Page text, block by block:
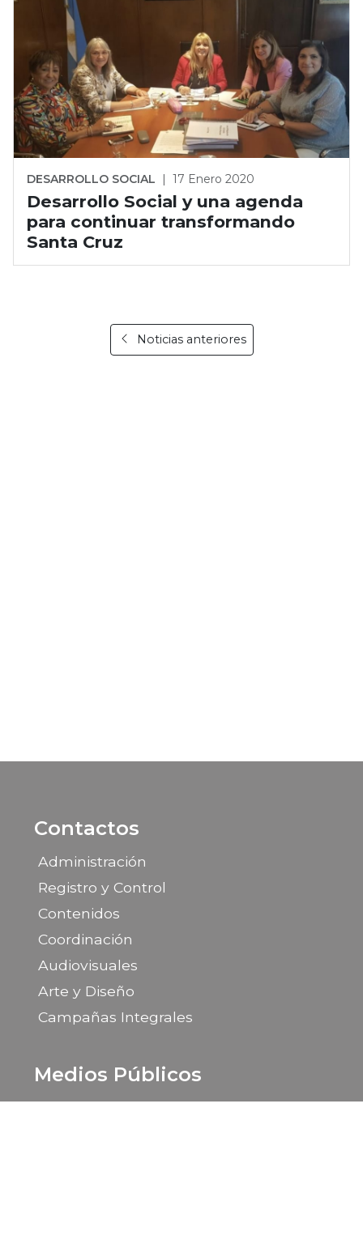
DESARROLLO SOCIAL | 17 Enero 2020
Desarrollo Social y una agenda
para continuar transformando
Santa Cruz
Noticias anteriores
Contactos
Administración
Registro y Control
Contenidos
Coordinación
Audiovisuales
Arte y Diseño
Campañas Integrales
Medios Públicos
Portal de la Provincia de Santa Cruz